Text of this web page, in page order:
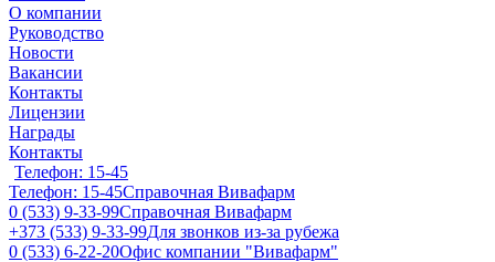
О компании
Руководство
Новости
Вакансии
Контакты
Лицензии
Награды
Контакты
Телефон: 15-45
Телефон: 15-45Справочная Вивафарм
0 (533) 9-33-99Справочная Вивафарм
+373 (533) 9-33-99Для звонков из-за рубежа
0 (533) 6-22-20Офис компании "Вивафарм"